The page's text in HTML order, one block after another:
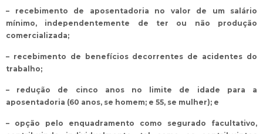
– recebimento de aposentadoria no valor de um salário
mínimo, independentemente de ter ou não produção
comercializada;
– recebimento de benefícios decorrentes de acidentes do
trabalho;
– redução de cinco anos no limite de idade para a
aposentadoria (60 anos, se homem; e 55, se mulher); e
– opção pelo enquadramento como segurado facultativo,